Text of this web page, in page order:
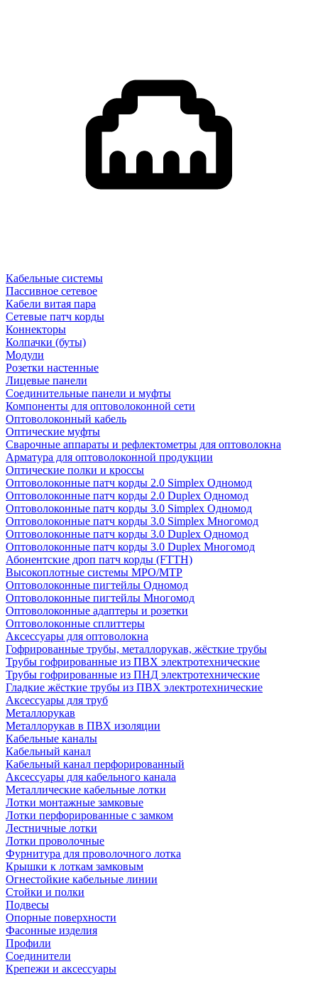
Кабельные системы
Пассивное сетевое
Кабели витая пара
Сетевые патч корды
Коннекторы
Колпачки (буты)
Модули
Розетки настенные
Лицевые панели
Соединительные панели и муфты
Компоненты для оптоволоконной сети
Оптоволоконный кабель
Оптические муфты
Сварочные аппараты и рефлектометры для оптоволокна
Арматура для оптоволоконной продукции
Оптические полки и кроссы
Оптоволоконные патч корды 2.0 Simplex Одномод
Оптоволоконные патч корды 2.0 Duplex Одномод
Оптоволоконные патч корды 3.0 Simplex Одномод
Оптоволоконные патч корды 3.0 Simplex Многомод
Оптоволоконные патч корды 3.0 Duplex Одномод
Оптоволоконные патч корды 3.0 Duplex Многомод
Абонентские дроп патч корды (FTTH)
Высокоплотные системы MPO/MTP
Оптоволоконные пигтейлы Одномод
Оптоволоконные пигтейлы Многомод
Оптоволоконные адаптеры и розетки
Оптоволоконные сплиттеры
Аксессуары для оптоволокна
Гофрированные трубы, металлорукав, жёсткие трубы
Трубы гофрированные из ПВХ электротехнические
Трубы гофрированные из ПНД электротехнические
Гладкие жёсткие трубы из ПВХ электротехнические
Аксессуары для труб
Металлорукав
Металлорукав в ПВХ изоляции
Кабельные каналы
Кабельный канал
Кабельный канал перфорированный
Аксессуары для кабельного канала
Металлические кабельные лотки
Лотки монтажные замковые
Лотки перфорированные с замком
Лестничные лотки
Лотки проволочные
Фурнитура для проволочного лотка
Крышки к лоткам замковым
Огнестойкие кабельные линии
Стойки и полки
Подвесы
Опорные поверхности
Фасонные изделия
Профили
Соединители
Крепежи и аксессуары